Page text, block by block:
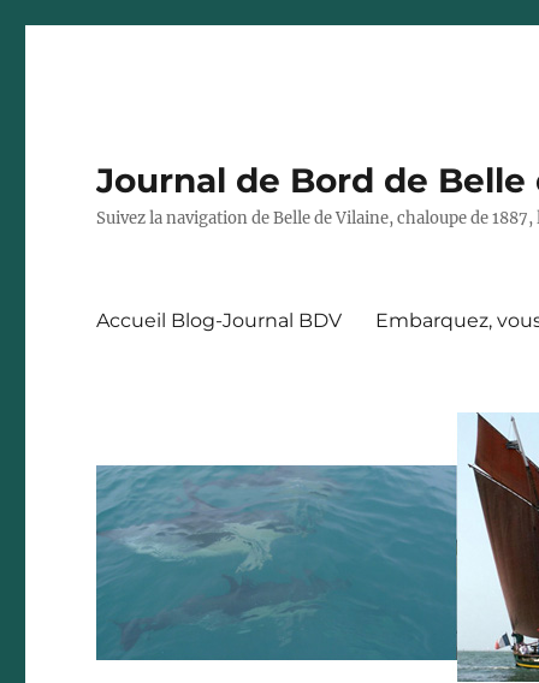
Journal de Bord de Belle
Suivez la navigation de Belle de Vilaine, chaloupe de
Accueil Blog-Journal BDV Embarquez,